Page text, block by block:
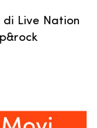
Live Nation